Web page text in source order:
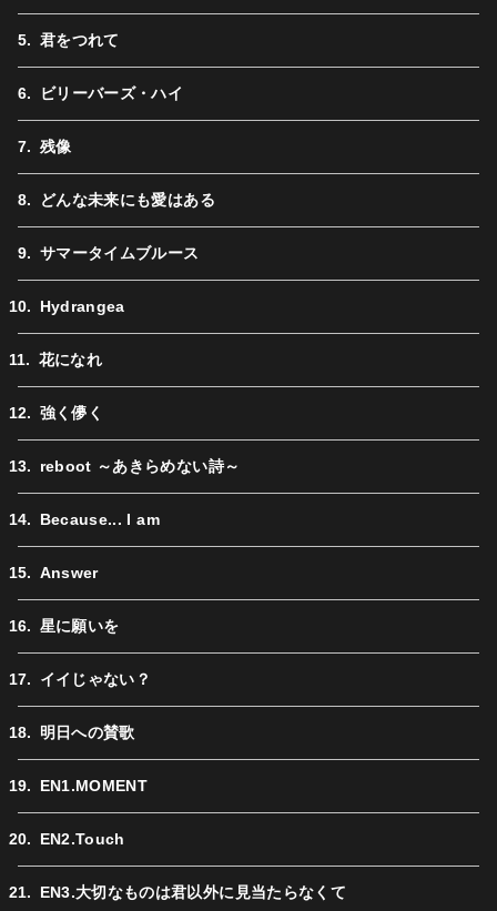
君をつれて
ビリーバーズ・ハイ
残像
どんな未来にも愛はある
サマータイムブルース
Hydrangea
花になれ
強く儚く
reboot ～あきらめない詩～
Because... I am
Answer
星に願いを
イイじゃない？
明日への賛歌
EN1.MOMENT
EN2.Touch
EN3.大切なものは君以外に見当たらなくて